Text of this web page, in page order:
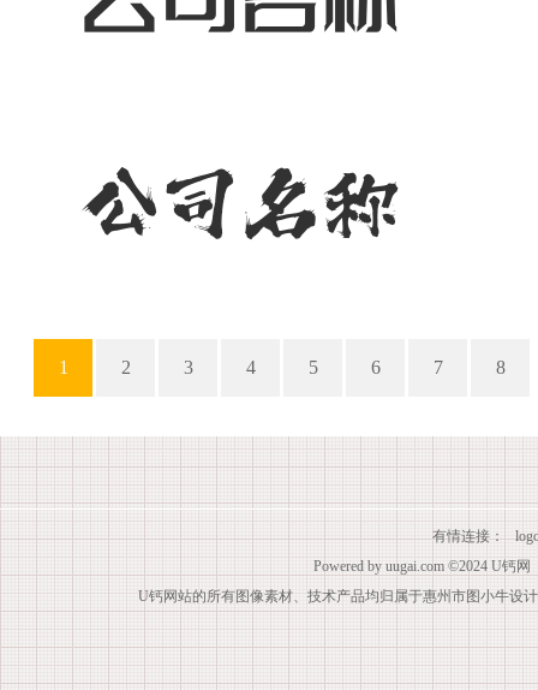
1 2 3 4 5 6 7 8
有情连接：
Powered by uugai.com ©2024 U钙网
U钙网站的所有图像素材、技术产品均归属于惠州市图小牛设